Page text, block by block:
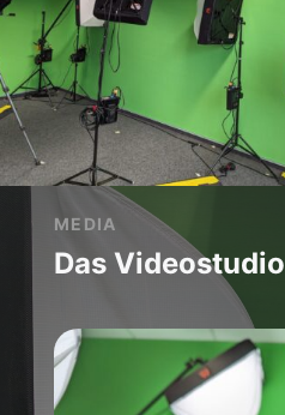
MEDIA
Das Videostudio